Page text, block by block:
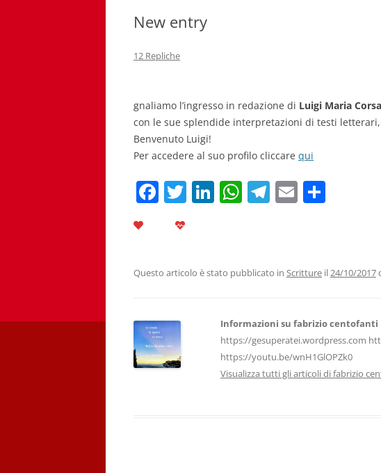
New entry
12 Repliche
gnaliamo l’ingresso in redazione di Luigi Maria
con le sue splendide interpretazioni di testi
Benvenuto Luigi!
Per accedere al suo profilo cliccare qui
F
b
o
k
T Li
dI
W
A
p
T
a
E
vi
Questo articolo è stato pubblicato in Scritture il24/10/2017
Informazioni su fabrizio centofanti
https://gesuperatei.wordpress.com
https://youtu.be/wnH1GlOPZk0
Visualizza tutti gli articoli di fabrizio